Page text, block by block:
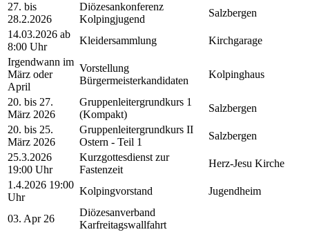
27. bis
28.2.2026
Diözesankonferenz
Kolpingjugend
Salzbergen
14.03.2026 ab
8:00 Uhr
Kleidersammlung Kirchgarage
Irgendwann im
März oder
April
Vorstellung
Bürgermeisterkandidaten
Kolpinghaus
20. bis 27.
März 2026
Gruppenleitergrundkurs 1
(Kompakt)
Salzbergen
20. bis 25.
März 2026
Gruppenleitergrundkurs II
Ostern - Teil 1
Salzbergen
25.3.2026
19:00 Uhr
Kurzgottesdienst zur
Fastenzeit
Herz-Jesu Kirche
1.4.2026 19:00
Uhr
Kolpingvorstand Jugendheim
03. Apr 26
Diözesanverband
Karfreitagswallfahrt